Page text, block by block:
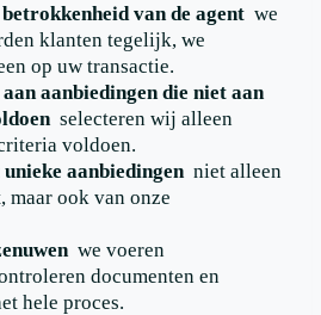
van de agent we
klanten tegelijk, we
op uw transactie.
aanbiedingen die niet aan
selecteren wij alleen
voldoen.
aanbiedingen niet alleen
maar ook van onze
we voeren
documenten en
hele proces.